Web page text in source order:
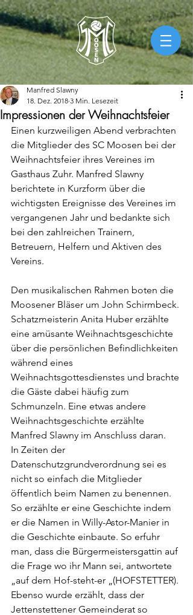
Impressionen der Weihnachtsfeier
Manfred Slawny
18. Dez. 2018 3 Min. Lesezeit
Einen kurzweiligen Abend verbrachten
die Mitglieder des SC Moosen bei der
Weihnachtsfeier ihres Vereines im
Gasthaus Zuhr. Manfred Slawny
berichtete in Kurzform über die
wichtigsten Ereignisse des Vereines im
vergangenen Jahr und bedankte sich
bei den zahlreichen Trainern,
Betreuern, Helfern und Aktiven des
Vereins.
Den musikalischen Rahmen boten die
Moosener Bläser um John Schirmbeck.
Schatzmeisterin Anita Huber erzählte
eine amüsante Weihnachtsgeschichte
über die persönlichen Befindlichkeiten
während eines
Weihnachtsgottesdienstes und brachte
die Gäste dabei häufig zum
Schmunzeln. Eine etwas andere
Weihnachtsgeschichte erzählte
Manfred Slawny im Anschluss daran.
In Zeiten der
Datenschutzgrundverordnung sei es
nicht so einfach die Mitglieder
öffentlich beim Namen zu benennen.
So erzählte er eine Geschichte indem
er die Namen in Willy-Astor-Manier in
die Geschichte einbaute. So erfuhr
man, dass die Bürgermeistersgattin auf
die Frage wo ihr Mann sei, antwortete
„auf dem Hof-steht-er „(HOFSTETTER).
Ebenso wurde erzählt, dass der
Jettenstettener Gemeinderat so